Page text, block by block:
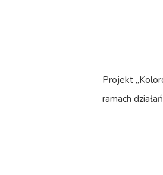
Projekt
ramach